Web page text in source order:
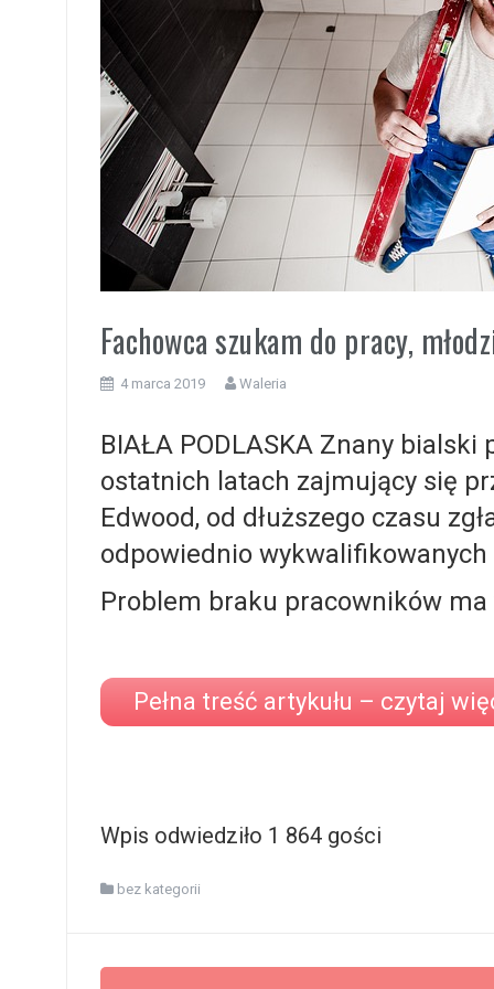
Fachowca szukam do pracy,
4 marca 2019 Waleria
BIAŁA PODLASKA Znany
ostatnich latach zajmujący się
Edwood, od dłuższego czasu
odpowiednio
Problem braku pracowników
Pełna treść artykułu – czytaj
Wpis odwiedziło 1 864 gości
bez kategorii